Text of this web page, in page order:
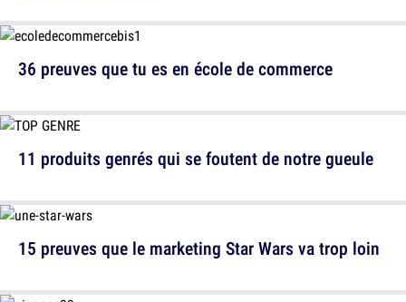
36 preuves que tu es en école de commerce
15 preuves que le marketing Star Wars va trop loin
11 produits genrés qui se foutent de notre gueule